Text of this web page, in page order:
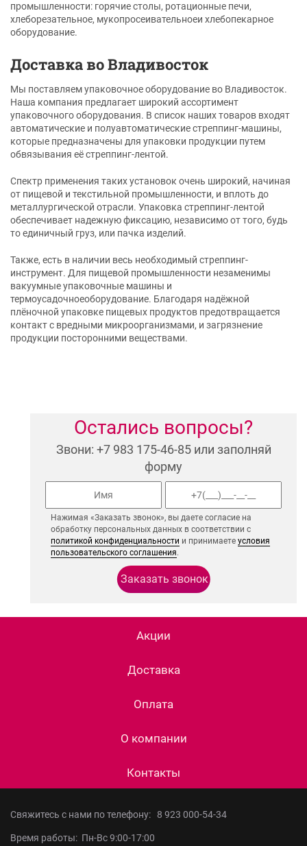
промышленности: горячие столы, ротационные печи,
хлеборезательное, мукопросеивательноеи хлебопекарное
оборудование.
Доставка во Владивосток
Мы поставляем упаковочное оборудование во Владивосток.
Наша компания предлагает широкий ассортимент
упаковочного оборудования. В список наших товаров входят
автоматические и полуавтоматические стреппинг-машины,
которые предназначены для упаковки продукции путем
обвязывания её стреппинг-лентой.
Спектр применения таких установок очень широкий, начиная
от пищевой и текстильной промышленности, и вплоть до
металлургической отрасли. Упаковка стреппинг-лентой
обеспечивает надежную фиксацию, независимо от того, будь
то единичный груз, или пачка изделий.
Также, есть в наличии весь необходимый стреппинг-
инструмент. Для пищевой промышленности незаменимы
вакуумные упаковочные машины и
термоусадочноеоборудование. Благодаря надёжной
плёночной упаковке пищевых продуктов предотвращается
контакт с вредными микроорганизмами, и загрязнение
продукции посторонними веществами.
Остались вопросы?
Звони: +7 983 175-46-85 или заполняй
форму
Нажимая «Заказать звонок», вы даете согласие на
обработку персональных данных в соответствии с
политикой конфиденциальности и принимаетеусловия
пользовательского соглашения.
Акции
Доставка
Оплата
О компании
Контакты
Свяжитесь с нами по телефону: 8 923 000-54-34
Время работы: Пн-Вс 9:00-17:00